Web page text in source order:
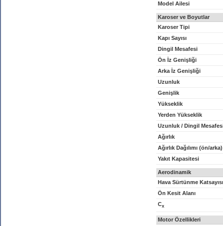
Model Ailesi
Karoser ve Boyutlar
Karoser Tipi
Kapı Sayısı
Dingil Mesafesi
Ön İz Genişliği
Arka İz Genişliği
Uzunluk
Genişlik
Yükseklik
Yerden Yükseklik
Uzunluk / Dingil
Ağırlık
Ağırlık Dağılımı (ön/arka)
Yakıt Kapasitesi
Aerodinamik
Hava Sürtünme Katsayısı
Ön Kesit Alanı
Cx
Motor Özellikleri